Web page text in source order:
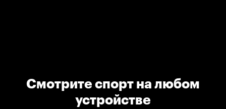
Смотрите спорт на любом
устройстве